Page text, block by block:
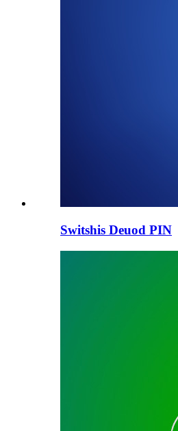
Switshis Deuod PIN